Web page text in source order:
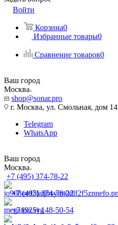
Войти
Корзина0
Избранные товары0
Сравнение товаров0
Ваш город
Москва
shop@sonar.pro
г. Москва, ул. Смольная, дом 14
Telegram
WhatsApp
Ваш город
Москва
+7 (495) 374-78-22
+7 (495) 374-78-22
+7 (925) 148-50-54